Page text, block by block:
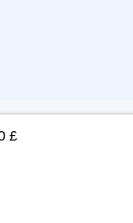
£ 115.00